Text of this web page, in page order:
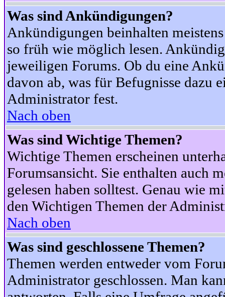
Was sind Ankündigungen?
Ankündigungen beinhalten
so früh wie möglich lesen.
jeweiligen Forums. Ob du eine
davon ab, was für Befugnisse dazu
Administrator fest.
Nach oben
Was sind Wichtige Themen?
Wichtige Themen erscheinen
Forumsansicht. Sie enthalten auch
gelesen haben solltest. Genau wie
den Wichtigen Themen der
Nach oben
Was sind geschlossene Themen?
Themen werden entweder vom
Administrator geschlossen. Man